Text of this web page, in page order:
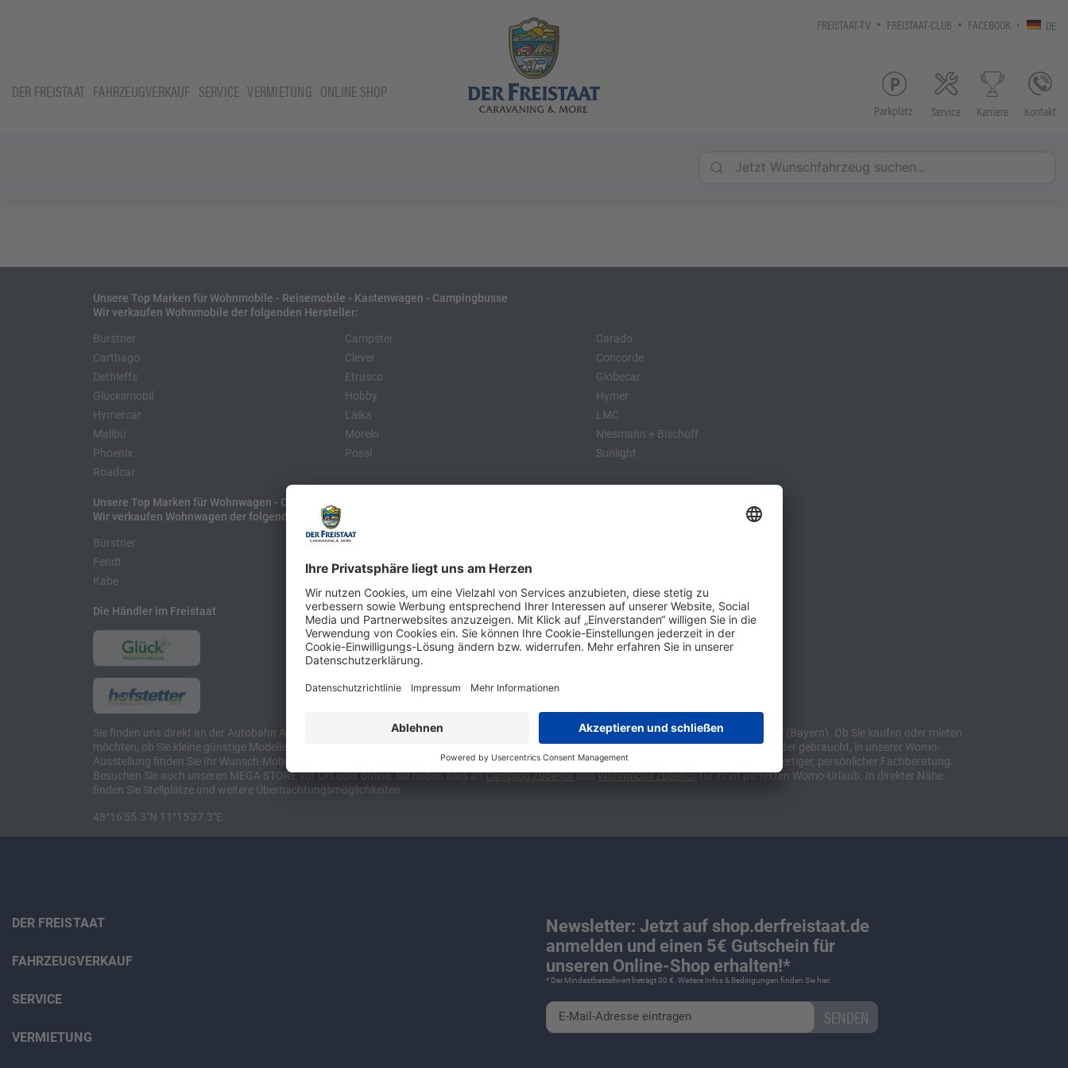
FREISTAAT-TV FREISTAAT-CLUB FACEBOOK DE
DER FREISTAAT FAHRZEUGVERKAUF SERVICE VERMIETUNG ONLINE SHOP
Parkplatz Service Karriere Kontakt
Unsere Top Marken für Wohnmobile - Reisemobile - Kastenwagen - Campingbusse
Wir verkaufen Wohnmobile der folgenden Hersteller:
Bürstner
Carthago
Dethleffs
Glücksmobil
Hymercar
Malibu
Phoenix
Roadcar
Campster
Clever
Etrusco
Hobby
Laika
Morelo
Pössl
Carado
Concorde
Globecar
Hymer
LMC
Niesmann + Bischoff
Sunlight
Unsere Top Marken für Wohnwagen - Caravans
Wir verkaufen Wohnwagen der folgenden Hersteller:
Bürstner
Fendt
Kabe
Hobby
LMC
Die Händler im Freistaat
Sie finden uns direkt an der Autobahn A8 zwischen München und Stuttgart, 10 Minuten vor der Stadtgrenze Münchens, Ausfahrt "Sulzemoos" (Bayern). Ob Sie kaufen oder mieten
möchten, ob Sie kleine günstige Modelle suchen, etwa kompakte Camper Vans, oder den puren Luxus. Ob Caravan oder Wohnmobil, ob neu oder gebraucht, in unserer Womo-
Ausstellung finden Sie Ihr Wunsch-Mobil und alles für Camping und Caravaning! Wohnmobilverkauf und Wohnwagenverkauf inklusive hochwertiger, persönlicher Fachberatung.
Besuchen Sie auch unseren MEGA STORE vor Ort oder online. Sie finden alles anCampingZubehörundWohnmobil Zubehörfür ihren perfekten Womo-Urlaub. In direkter Nähe
finden Sie Stellplätze und weitere Übernachtungsmöglichkeiten.
48°16'55.3"N 11°15'37.3"E
DER FREISTAAT
FAHRZEUGVERKAUF
SERVICE
VERMIETUNG
Newsletter: Jetzt auf shop.derfreistaat.de
anmelden und einen 5€ Gutschein für
unseren Online-Shop erhalten!*
* Der Mindestbestellwert beträgt 30 €. Weitere Infos & Bedingungen finden Sie hier.